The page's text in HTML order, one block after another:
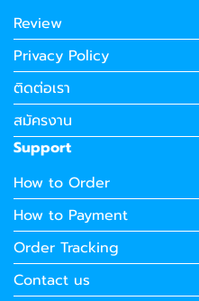
Review
Privacy Policy
ติดต่อเรา
สมัครงาน
Support
How to Order
How to Payment
Order Tracking
Contact us